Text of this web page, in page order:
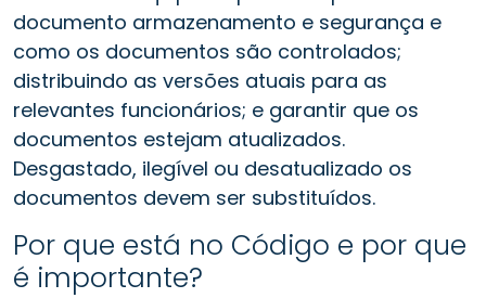
documento armazenamento e segurança e
como os documentos são controlados;
distribuindo as versões atuais para as
relevantes funcionários; e garantir que os
documentos estejam atualizados.
Desgastado, ilegível ou desatualizado os
documentos devem ser substituídos.
Por que está no Código e por que
é importante?